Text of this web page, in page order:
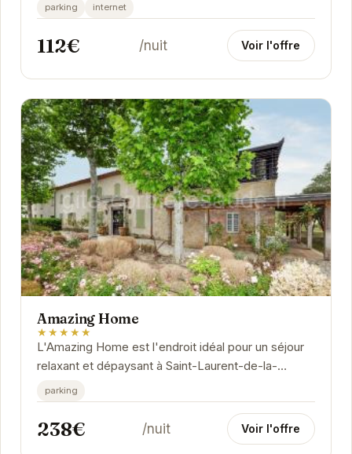
parking internet
112€ /nuit Voir l'offre
Amazing Home
★★★★★
L'Amazing Home est l'endroit idéal pour un séjour
relaxant et dépaysant à Saint-Laurent-de-la-
Cabrerisse.
parking
238€ /nuit Voir l'offre